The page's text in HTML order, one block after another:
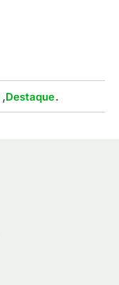
,Destaque.